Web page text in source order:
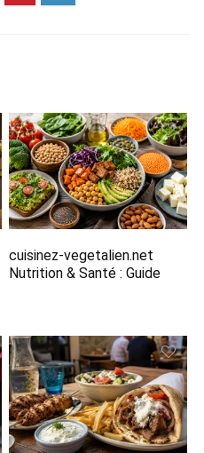
cuisinez-vegetalien.net
Nutrition​ & Santé : Guide